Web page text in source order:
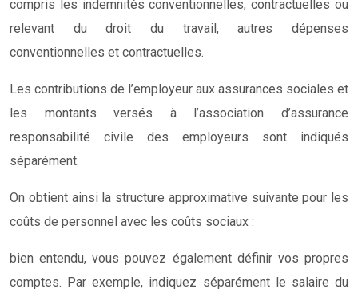
compris les indemnités conventionnelles, contractuelles ou
relevant du droit du travail, autres dépenses
conventionnelles et contractuelles.
Les contributions de l’employeur aux assurances sociales et
les montants versés à l’association d’assurance
responsabilité civile des employeurs sont indiqués
séparément.
On obtient ainsi la structure approximative suivante pour les
coûts de personnel avec les coûts sociaux :
bien entendu, vous pouvez également définir vos propres
comptes. Par exemple, indiquez séparément le salaire du